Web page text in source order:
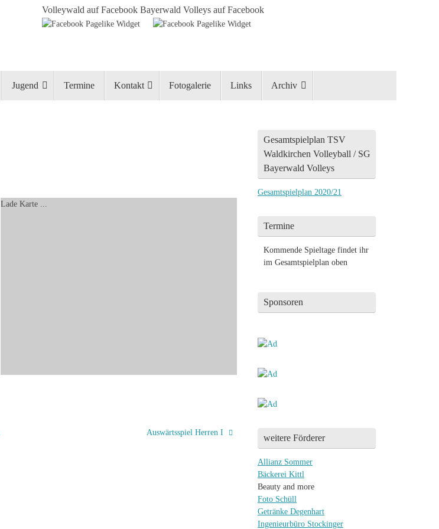
Volleywald auf Facebook Bayerwald Volleys auf Facebook
Jugend Termine Kontakt Fotogalerie Links Archiv
Lade Karte ...
Auswärtsspiel Herren I
Gesamtspielplan TSV
Waldkirchen Volleyball / SG
Bayerwald Volleys
Gesamtspielplan 2020/21
Termine
Kommende Spieltage findet ihr
im Gesamtspielplan oben
Sponsoren
weitere Förderer
Allianz Sommer
Bäckerei Kittl
Beauty and more
Foto Schüll
Getränke Degenhart
Ingenieurbüro Stockinger